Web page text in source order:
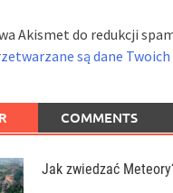
Akismet do redukcji
są dane
COMMENTS
Jak zwiedzać